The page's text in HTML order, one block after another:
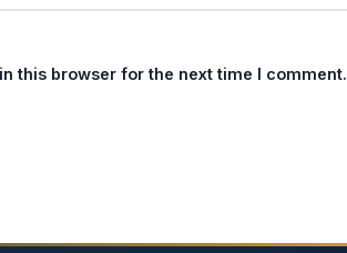
this browser for the next time I comment.